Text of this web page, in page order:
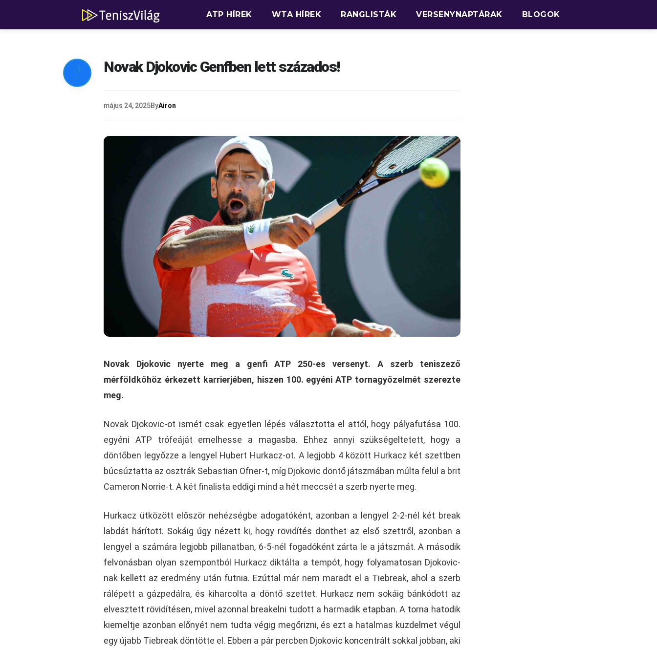
ATP HÍREK WTA HÍREK RANGLISTÁK VERSENYNAPTÁRAK BLOGOK
 Novak Djokovic Genfben lett százados!
május 24, 2025ByAiron
Novak Djokovic nyerte meg a genfi ATP 250-es versenyt. A szerb teniszező
mérföldkőhöz érkezett karrierjében, hiszen 100. egyéni ATP tornagyőzelmét szerezte
meg.
Novak Djokovic-ot ismét csak egyetlen lépés választotta el attól, hogy pályafutása 100.
egyéni ATP trófeáját emelhesse a magasba. Ehhez annyi szükségeltetett, hogy a
döntőben legyőzze a lengyel Hubert Hurkacz-ot. A legjobb 4 között Hurkacz két szettben
búcsúztatta az osztrák Sebastian Ofner-t, míg Djokovic döntő játszmában múlta felül a brit
Cameron Norrie-t. A két finalista eddigi mind a hét meccsét a szerb nyerte meg.
Hurkacz ütközött először nehézségbe adogatóként, azonban a lengyel 2-2-nél két break
labdát hárított. Sokáig úgy nézett ki, hogy rövidítés dönthet az első szettről, azonban a
lengyel a számára legjobb pillanatban, 6-5-nél fogadóként zárta le a játszmát. A második
felvonásban olyan szempontból Hurkacz diktálta a tempót, hogy folyamatosan Djokovic-
nak kellett az eredmény után futnia. Ezúttal már nem maradt el a Tiebreak, ahol a szerb
rálépett a gázpedálra, és kiharcolta a döntő szettet. Hurkacz nem sokáig bánkódott az
elvesztett rövidítésen, mivel azonnal breakelni tudott a harmadik etapban. A torna hatodik
kiemeltje azonban előnyét nem tudta végig megőrizni, és ezt a hatalmas küzdelmet végül
egy újabb Tiebreak döntötte el. Ebben a pár percben Djokovic koncentrált sokkal jobban, aki